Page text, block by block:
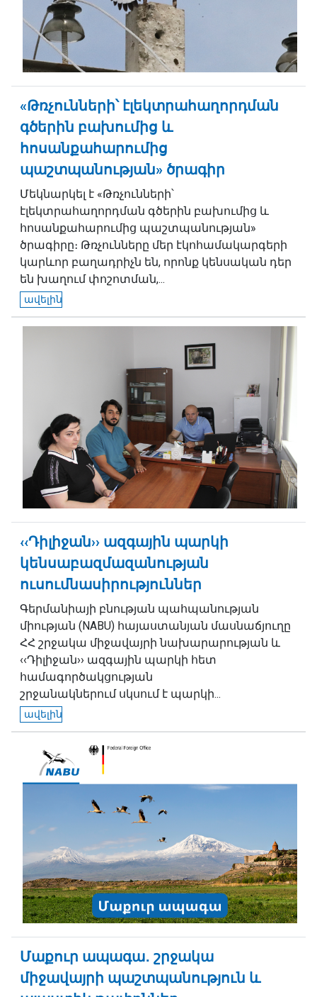
«Թռչունների՝ էլեկտրահաղորդման
գծերին բախումից և
հոսանքահարումից
պաշտպանության» ծրագիր
Մեկնարկել է «Թռչունների՝
էլեկտրահաղորդման գծերին բախումից և
հոսանքահարումից պաշտպանության»
ծրագիրը։ Թռչունները մեր էկոհամակարգերի
կարևոր բաղադրիչն են, որոնք կենսական դեր
են խաղում փոշոտման,...
ավելին
‹‹Դիլիջան›› ազգային պարկի
կենսաբազմազանության
ուսումնասիրություններ
Գերմանիայի բնության պահպանության
միության (NABU) հայաստանյան մասնաճյուղը
ՀՀ շրջակա միջավայրի նախարարության և
‹‹Դիլիջան›› ազգային պարկի հետ
համագործակցության
շրջանակներում սկսում է պարկի...
ավելին
Մաքուր ապագա․ շրջակա
միջավայրի պաշտպանություն և